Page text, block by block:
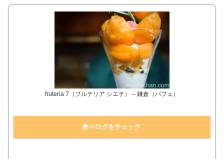
fruteria 7（フルテリア シエテ） – 鎌倉（パフェ）
食べログをチェック